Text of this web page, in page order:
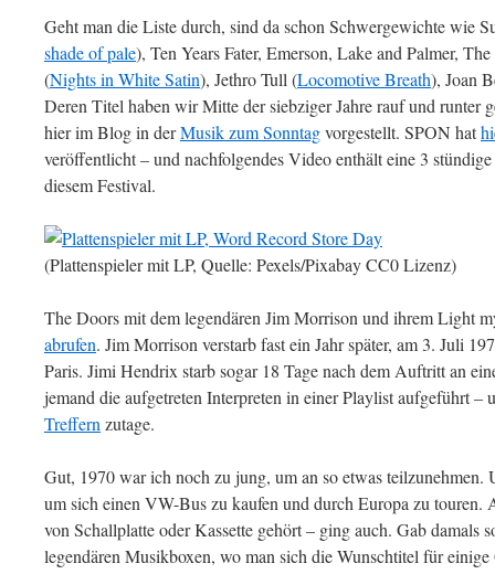
Geht man die Liste durch, sind da schon Schwergewichte wie
shade of pale), Ten Years Fater, Emerson, Lake and Palmer,
(Nights in White Satin), Jethro Tull (Locomotive Breath), Joan
Deren Titel haben wir Mitte der siebziger Jahre rauf und runter
hier im Blog in derMusik zum Sonntagvorgestellt. SPON hat
veröffentlicht – und nachfolgendes Video enthält eine 3
diesem Festival.
(Plattenspieler mit LP, Quelle: Pexels/Pixabay CC0 Lizenz)
The Doors mit dem legendären Jim Morrison und ihrem Light
abrufen. Jim Morrison verstarb fast ein Jahr später, am 3. Juli
Paris. Jimi Hendrix starb sogar 18 Tage nach dem Auftritt an
jemand die aufgetreten Interpreten in einer Playlist aufgeführt –
Treffern zutage.
Gut, 1970 war ich noch zu jung, um an so etwas teilzunehmen.
um sich einen VW-Bus zu kaufen und durch Europa zu
von Schallplatte oder Kassette gehört – ging auch. Gab damals
legendären Musikboxen, wo man sich die Wunschtitel für einige